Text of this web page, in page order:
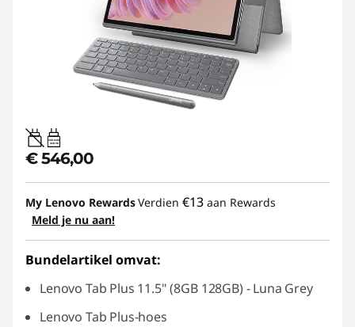
20W-60W
USB PD
€ 546,00
My Lenovo RewardsVerdien €13 aan Rewards
Meld je nu aan!
Bundelartikel omvat:
Lenovo Tab Plus 11.5" (8GB 128GB) - Luna Grey
Lenovo Tab Plus-hoes